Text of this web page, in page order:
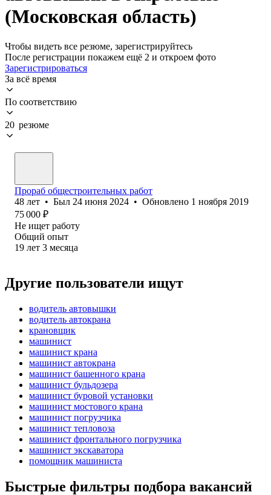
(Московская область)
Чтобы видеть все резюме, зарегистрируйтесь
После регистрации покажем ещё 2 и откроем фото
Зарегистрироваться
За всё время
По соответствию
20 резюме
Прораб общестроительных работ
48 лет • Был 24 июня 2024 • Обновлено 1 ноября 2019
75 000 ₽
Не ищет работу
Общий опыт
19 лет 3 месяца
Другие пользователи ищут
водитель автовышки
водитель автокрана
крановщик
машинист
машинист крана
машинист автокрана
машинист башенного крана
машинист бульдозера
машинист буровой установки
машинист мостового крана
машинист погрузчика
машинист тепловоза
машинист фронтального погрузчика
машинист экскаватора
помощник машиниста
Быстрые фильтры подбора вакансий